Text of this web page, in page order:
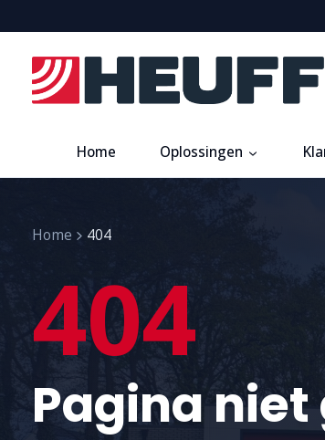
Home Oplossingen
Home 404
404
Pagina